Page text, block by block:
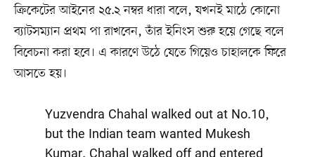
ক্রিকেটের আইনের ২৫.২ নম্বর ধারা বলে, যখনই মাঠে কোনো
ব্যাটসম্যান প্রথম পা রাখবেন, তাঁর ইনিংস শুরু হয়ে গেছে বলে
বিবেচনা করা হবে। এ কারণে উঠে যেতে গিয়েও চাহালকে ফিরে
আসতে হয়।
Yuzvendra Chahal walked out at No.10,
but the Indian team wanted Mukesh